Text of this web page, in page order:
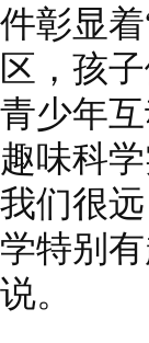
件彰显
区，孩
青少年
趣味科
我们很
学特别
说。